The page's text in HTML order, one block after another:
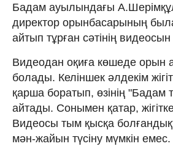
Бадам ауылындағы
директор орынбасарының
айтып тұрған сәтінің
Видеодан оқиға көшеде орын
болады. Келіншек әлдекім
қарша боратып, өзінің "Бадам
айтады. Сонымен қатар,
Видеосы тым қысқа
мән-жайын түсіну мүмкін емес.